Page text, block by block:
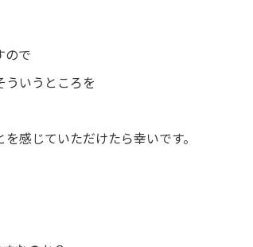
ので
ういうところを
感じていただけたら幸いです。